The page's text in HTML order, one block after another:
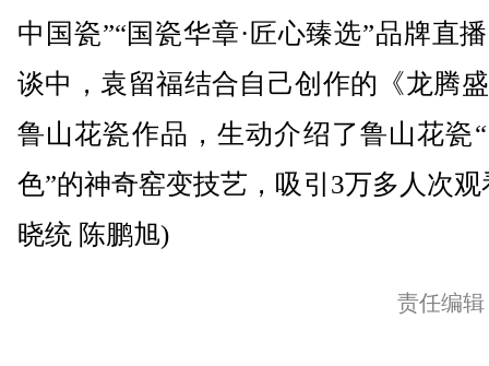
中国瓷”“国瓷华章·匠心臻选”品牌直
谈中，袁留福结合自己创作的《龙腾
鲁山花瓷作品，生动介绍了鲁山花瓷
色”的神奇窑变技艺，吸引3万多人次观
晓统 陈鹏旭)
责任编